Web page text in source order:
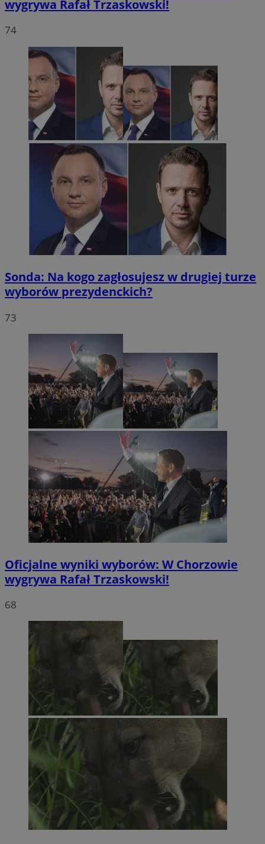
wygrywa Rafał Trzaskowski!
74
Sonda: Na kogo zagłosujesz w drugiej turze
wyborów prezydenckich?
73
Oficjalne wyniki wyborów: W Chorzowie
wygrywa Rafał Trzaskowski!
68